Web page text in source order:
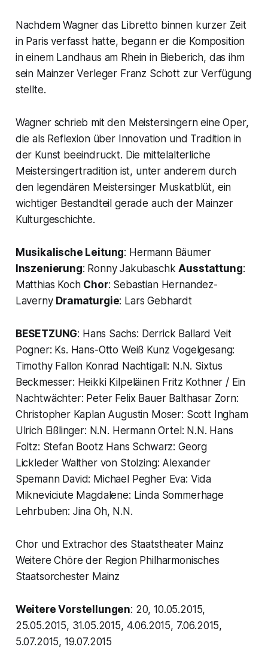
Nachdem Wagner das Libretto binnen kurzer Zeit
in Paris verfasst hatte, begann er die Komposition
in einem Landhaus am Rhein in Bieberich, das ihm
sein Mainzer Verleger Franz Schott zur Verfügung
stellte.
Wagner schrieb mit den Meistersingern eine Oper,
die als Re­flexion über Innovation und ­Tradition in
der Kunst beeindruckt. Die mittel­alterliche
Meistersingertradition ist, unter anderem durch
den ­legendären Meistersinger Muskatblüt, ein
wichtiger Bestandteil gerade auch der Mainzer
Kultur­geschichte.
Musikalische Leitung: Hermann Bäumer
Inszenierung: Ronny JakubaschkAusstattung:
Matthias Koch Chor: Sebastian Hernandez-
Laverny Dramaturgie: Lars Gebhardt
BESETZUNG: Hans Sachs: Derrick Ballard Veit
Pogner: Ks. Hans-Otto Weiß Kunz Vogelgesang:
Timothy Fallon Konrad Nachtigall: N.N. Sixtus
Beckmesser: Heikki Kilpeläinen Fritz Kothner / Ein
Nachtwächter: Peter Felix Bauer Balthasar Zorn:
Christopher Kaplan Augustin Moser: Scott Ingham
Ulrich Eißlinger: N.N. Hermann Ortel: N.N. Hans
Foltz: Stefan Bootz Hans Schwarz: Georg
Lickleder Walther von Stolzing: Alexander
Spemann David: Michael Pegher Eva: Vida
Mikneviciute Magdalene: Linda Sommerhage
Lehrbuben: Jina Oh, N.N.
Chor und Extrachor des Staatstheater Mainz
Weitere Chöre der Region Philharmonisches
Staatsorchester Mainz
Weitere Vorstellungen: 20, 10.05.2015,
25.05.2015, 31.05.2015, 4.06.2015, 7.06.2015,
5.07.2015, 19.07.2015